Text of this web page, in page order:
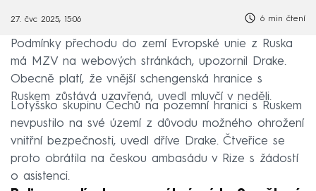
27. čvc 2025, 15:06 6 min čtení
Podmínky přechodu do zemí Evropské unie z Ruska
má MZV na webových stránkách, upozornil Drake.
Obecně platí, že vnější schengenská hranice s
Ruskem zůstává uzavřená, uvedl mluvčí v neděli.
Lotyšsko skupinu Čechů na pozemní hranici s Ruskem
nevpustilo na své území z důvodu možného ohrožení
vnitřní bezpečnosti, uvedl dříve Drake. Čtveřice se
proto obrátila na českou ambasádu v Rize s žádostí
o asistenci.